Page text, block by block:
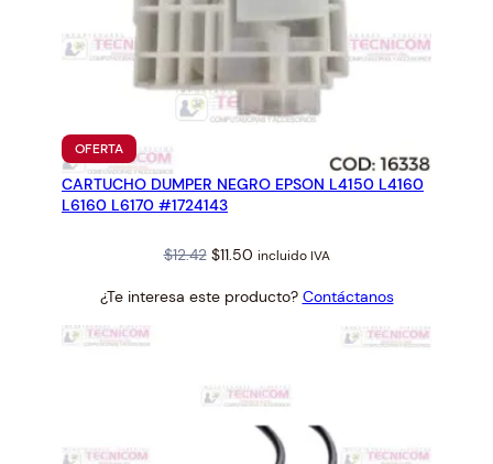
OFERTAPRODUCTO
EN
OFERTA
CARTUCHO DUMPER NEGRO EPSON L4150 L4160
L6160 L6170 #1724143
$12.42 Original
was:
$11.50Current
is:
incluido IVA
¿Te interesa este producto? Contáctanos